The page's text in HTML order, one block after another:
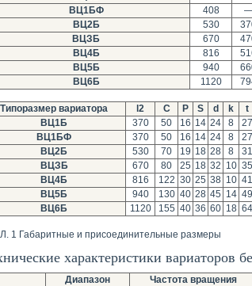
ВЦ1БФ
408
ВЦ2Б
530
ВЦЗБ
670
ВЦ4Б
816
ВЦ5Б
940
ВЦ6Б
1120
Типоразмер вариатора l2 C P S d k t
ВЦ1Б
370 50 16 14 24 8 27
ВЦ1БФ
370 50 16 14 24 8 27
ВЦ2Б
530 70 19 18 28 8 31
ВЦЗБ
670 80 25 18 32 10 35
ВЦ4Б
816 122 30 25 38 10 41
ВЦ5Б
940 130 40 28 45 14 49
ВЦ6Б
1120 155 40 36 60 18 64
1 Габаритные и присоединительные размеры
характеристики вариаторов
Диапазон
Частота вращения